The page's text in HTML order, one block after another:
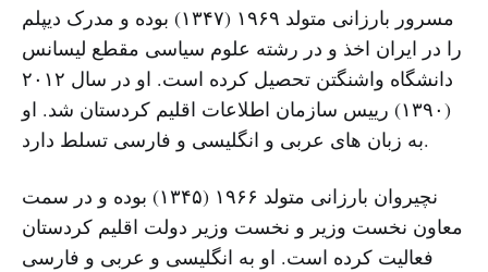
مسرور بارزانی متولد ۱۹۶۹ (۱۳۴۷) بوده و مدرک دیپلم
را در ایران اخذ و در رشته علوم سیاسی مقطع لیسانس
دانشگاه واشنگتن تحصیل کرده است. او در سال ۲۰۱۲
(۱۳۹۰) رییس سازمان اطلاعات اقلیم کردستان شد. او
به زبان های عربی و انگلیسی و فارسی تسلط دارد.
نچیروان بارزانی متولد ۱۹۶۶ (۱۳۴۵) بوده و در سمت
معاون نخست وزیر و نخست وزیر دولت اقلیم کردستان
فعالیت کرده است. او به انگلیسی و عربی و فارسی